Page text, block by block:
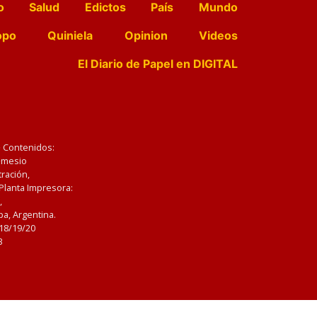
Salud Edictos País
Mundo
Quiniela Opinion
Videos
El Diario de Papel en DIGITAL
Impresora:
Argentina.
19/20